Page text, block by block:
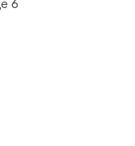
весна
6